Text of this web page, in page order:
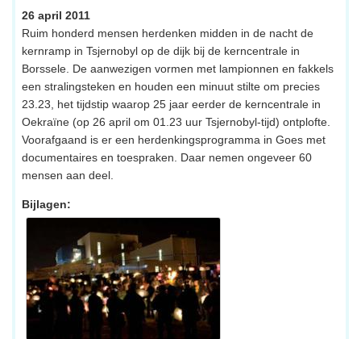
26 april 2011
Ruim honderd mensen herdenken midden in de nacht de
kernramp in Tsjernobyl op de dijk bij de kerncentrale in
Borssele. De aanwezigen vormen met lampionnen en fakkels
een stralingsteken en houden een minuut stilte om precies
23.23, het tijdstip waarop 25 jaar eerder de kerncentrale in
Oekraïne (op 26 april om 01.23 uur Tsjernobyl-tijd) ontplofte.
Voorafgaand is er een herdenkingsprogramma in Goes met
documentaires en toespraken. Daar nemen ongeveer 60
mensen aan deel.
Bijlagen: